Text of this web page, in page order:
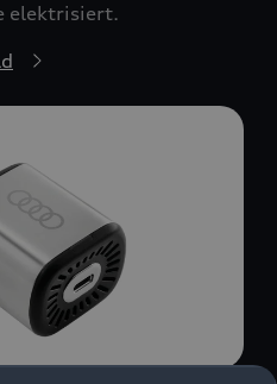
elektrisiert.